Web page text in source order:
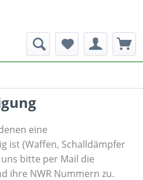
eine
ist (Waffen, Schalldämpfer
bitte per Mail die
ihre NWR Nummern zu.